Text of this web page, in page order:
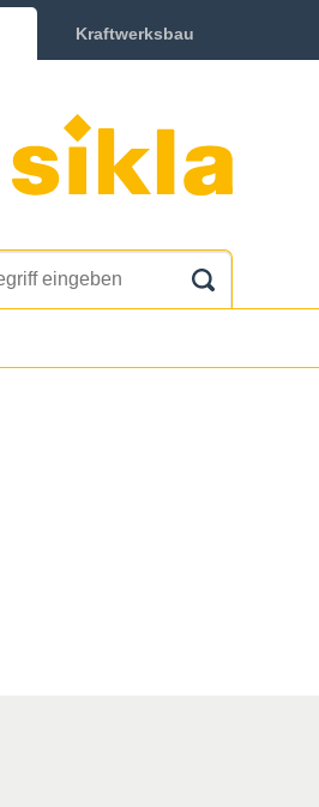
Kraftwerksbau